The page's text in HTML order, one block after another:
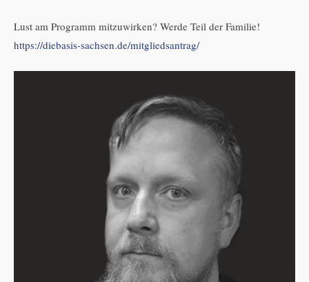
Lust am Programm mitzuwirken? Werde Teil der Familie!
https://diebasis-sachsen.de/mitgliedsantrag/